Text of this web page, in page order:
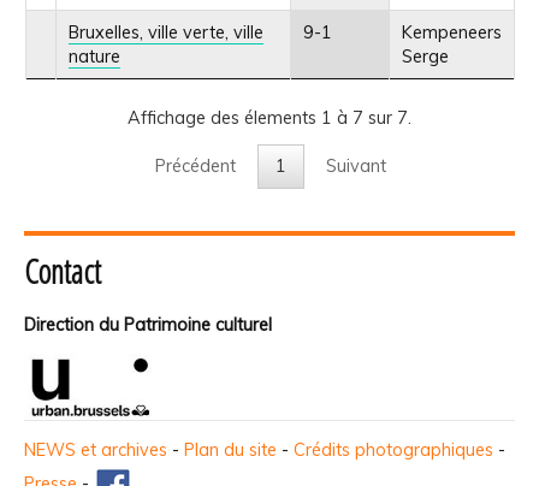
Bruxelles, ville verte, ville
nature
9-1
Kempeneers
Serge
Affichage des élements 1 à 7 sur 7.
Précédent 1 Suivant
Contact
Direction du Patrimoine culturel
NEWS et archives - Plan du site - Crédits photographiques -